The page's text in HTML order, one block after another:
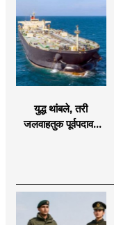
युद्ध थांबले, तरी
जलवाहतुक पूर्वपदावर
चिंता.